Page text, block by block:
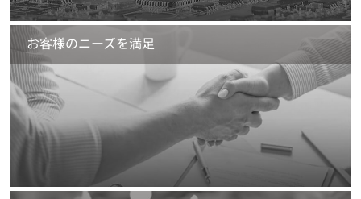
お客様のニーズを満足